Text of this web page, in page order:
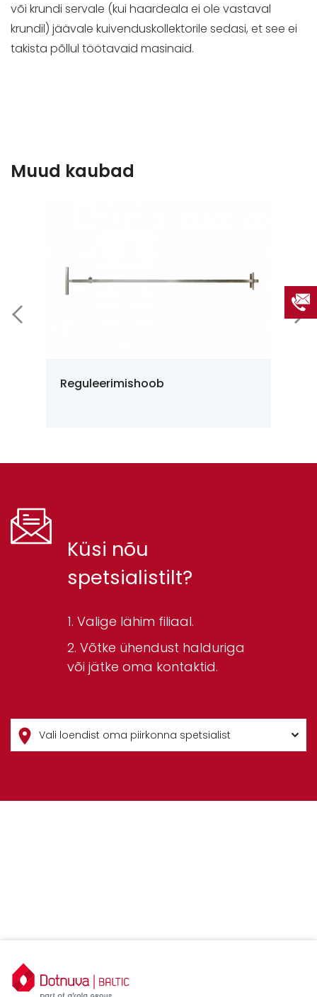
või krundi servale (kui haardeala ei ole vastaval
krundil) jäävale kuivenduskollektorile sedasi, et see ei
takista põllul töötavaid masinaid.
Muud kaubad
Reguleerimishoob
Küsi nõu
spetsialistilt?
Valige lähim filiaal.
Võtke ühendust halduriga
või jätke oma kontaktid.